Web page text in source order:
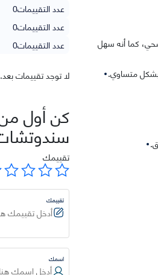
كما أنه سهل
بشكل متساوي.
عدد التقييمات0
عدد التقييمات0
عدد التقييمات0
لا توجد تقييمات بعد.
كن أول
تقييمك
تقييمك
اسمك